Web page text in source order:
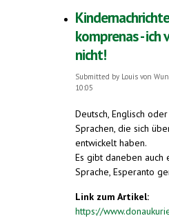
komprenas - ich
nicht!
Submitted by Louis von
10:05
Deutsch, Englisch
Sprachen, die sich
entwickelt haben.
Es gibt daneben auch
Sprache, Esperanto
Link zum Artikel:
https://